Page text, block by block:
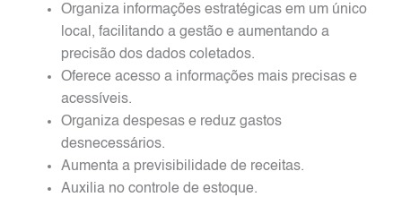
Organiza informações estratégicas em um único
local, facilitando a gestão e aumentando a
precisão dos dados coletados.
Oferece acesso a informações mais precisas e
acessíveis.
Organiza despesas e reduz gastos
desnecessários.
Aumenta a previsibilidade de receitas.
Auxilia no controle de estoque.